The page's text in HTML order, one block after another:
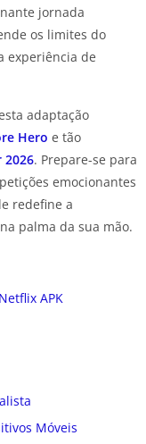
jornada
os limites do
experiência de
adaptação
Hero e tão
2026. Prepare-se para
emocionantes
redefine a
palma da sua mão.
APK
Móveis